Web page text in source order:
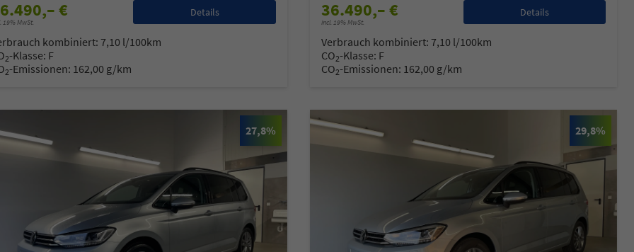
€
19% MwSt.
Details
kombiniert:7,10 l/100km
2-Klasse: F
2-Emissionen: 162,00 g/km
36.490,– €
incl. 19% MwSt.
Details
Verbrauch kombiniert: 7,10 l/100km
CO2-Klasse: F
CO2-Emissionen: 162,00 g/km
27,8% 29,8%
Oliver Zerbe